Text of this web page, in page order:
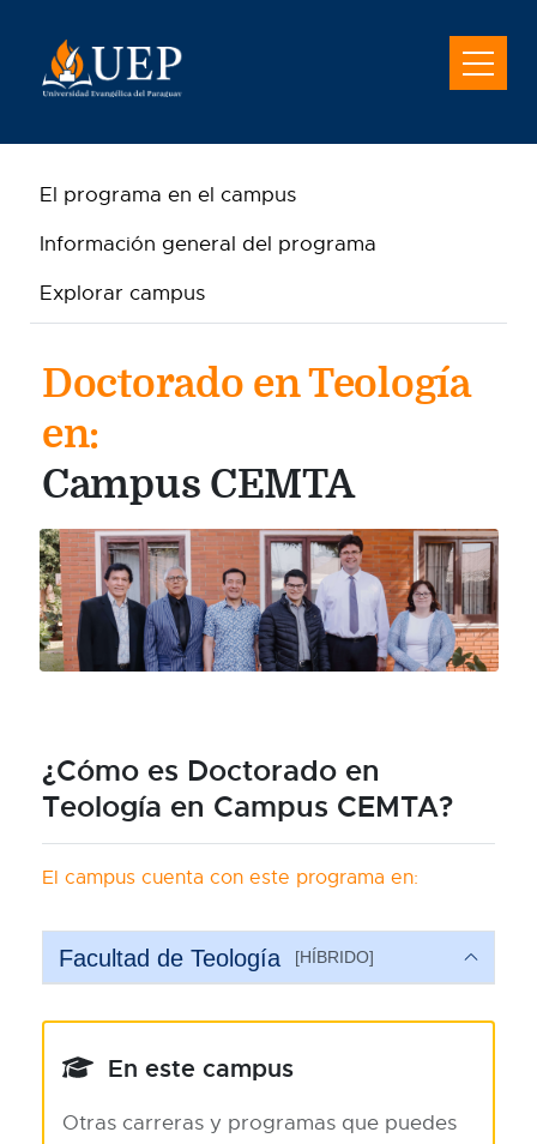
El programa en el campus
Información general del programa
Explorar campus
Doctorado en Teología
en:
Campus CEMTA
¿Cómo es Doctorado en
Teología en Campus CEMTA?
El campus cuenta con este programa en:
Facultad de Teología [HÍBRIDO]
En este campus
Otras carreras y programas que puedes